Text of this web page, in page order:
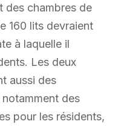
des chambres de
160 lits devraient
à laquelle il
Les deux
aussi des
des
pour les résidents,